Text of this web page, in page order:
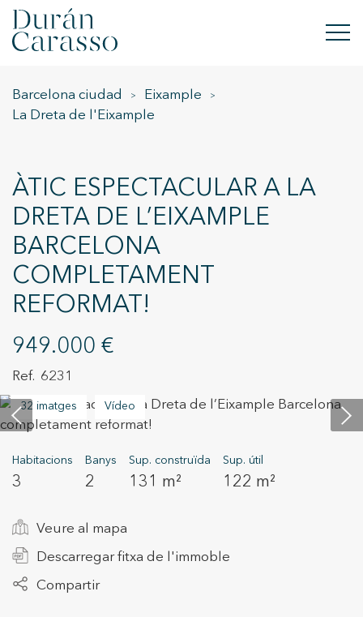
COMPRAR
VENDRE
OBRA NOVA
INVERSIONS
GRUP DC
CONTACTE
+34 935 178 067
Barcelona ciudad
Eixample
La Dreta de l'Eixample
ÀTIC ESPECTACULAR A LA
DRETA DE L’EIXAMPLE
BARCELONA
COMPLETAMENT
REFORMAT!
949.000 €
6231
32 imatges Vídeo
Habitacions
3
Banys
2
Sup. construïda
131 m²
Sup. útil
122 m²
Veure al mapa
Descarregar fitxa de l'immoble
Compartir